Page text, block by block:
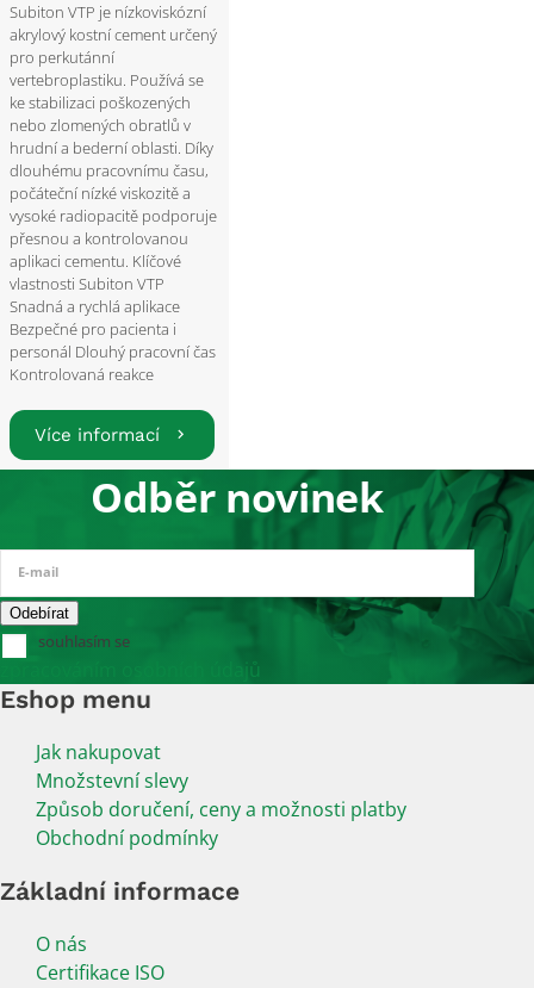
Subiton VTP je nízkoviskózní
akrylový kostní cement určený
pro perkutánní
vertebroplastiku. Používá se
ke stabilizaci poškozených
nebo zlomených obratlů v
hrudní a bederní oblasti. Díky
dlouhému pracovnímu času,
počáteční nízké viskozitě a
vysoké radiopacitě podporuje
přesnou a kontrolovanou
aplikaci cementu. Klíčové
vlastnosti Subiton VTP
Snadná a rychlá aplikace
Bezpečné pro pacienta i
personál Dlouhý pracovní čas
Kontrolovaná reakce
Více informací
Odběr novinek
E-mail
souhlasím se
zpracováním osobních údajů
Eshop menu
Jak nakupovat
Množstevní slevy
Způsob doručení, ceny a možnosti platby
Obchodní podmínky
Základní informace
O nás
Certifikace ISO